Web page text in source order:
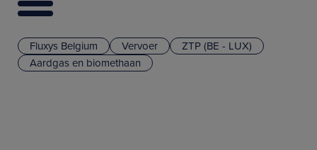
Fluxys Belgium Vervoer
ZTP (BE - LUX)
Aardgas en biomethaan